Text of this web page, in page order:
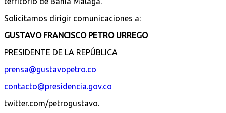
Solicitamos dirigir comunicaciones a:
GUSTAVO FRANCISCO PETRO URREGO
PRESIDENTE DE LA REPÚBLICA
prensa@gustavopetro.co
contacto@presidencia.gov.co
twitter.com/petrogustavo.